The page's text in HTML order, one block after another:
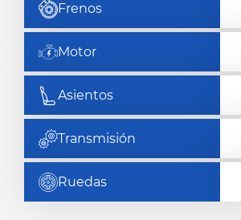
Frenos
Motor
Asientos
Transmisión
Ruedas